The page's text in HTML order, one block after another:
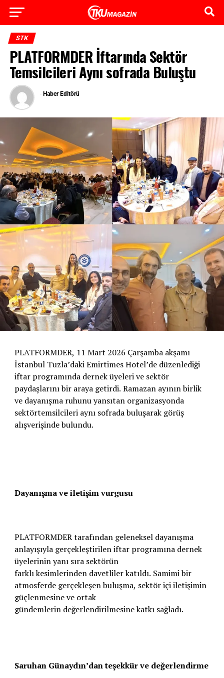
STK
PLATFORMDER İftarında Sektör
Temsilcileri Aynı sofrada Buluştu
- Haber Editörü
PLATFORMDER, 11 Mart 2026 Çarşamba akşamı
İstanbul Tuzla’daki Emirtimes Hotel’de düzenlediği
iftar programında dernek üyeleri ve sektör
paydaşlarını bir araya getirdi. Ramazan ayının birlik
ve dayanışma ruhunu yansıtan organizasyonda
sektörtemsilcileri aynı sofrada buluşarak görüş
alışverişinde bulundu.
Dayanışma ve iletişim vurgusu
PLATFORMDER tarafından geleneksel dayanışma
anlayışıyla gerçekleştirilen iftar programına dernek
üyelerinin yanı sıra sektörün
farklı kesimlerinden davetliler katıldı. Samimi bir
atmosferde gerçekleşen buluşma, sektör içi iletişimin
güçlenmesine ve ortak
gündemlerin değerlendirilmesine katkı sağladı.
Saruhan Günaydın’dan teşekkür ve değerlendirme